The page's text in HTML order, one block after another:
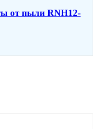
от пыли RNH12-